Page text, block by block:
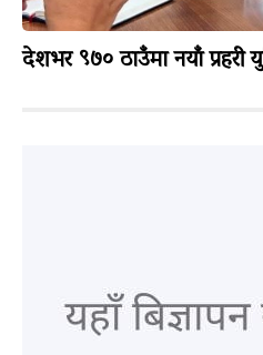
देशभर ९७० ठाउँमा नयाँ प्रहरी